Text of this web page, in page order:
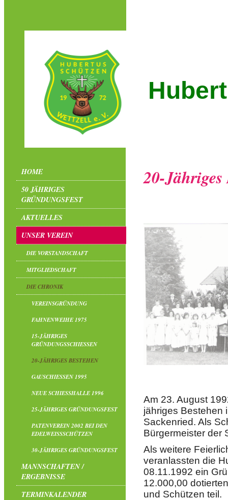
HOME
50 JÄHRIGES
GRÜNDUNGSFEST
AKTUELLES
UNSER VEREIN
DIE VORSTANDSCHAFT
MITGLIEDSCHAFT
DIE CHRONIK
VEREINSGRÜNDUNG
FAHNENWEIHE 1975
15-JÄHRIGES
GRÜNDUNGSSCHIESSEN
20-JÄHRIGES BESTEHEN
GAUSCHIESSEN 1995
NEUE SCHIESSHALLE 1996
25-JÄHRIGES GRÜNDUNGSFEST
PATENVEREIN 2002 BEI DEN
EDELWEISSSCHÜTZEN
30-JÄHRIGES GRÜNDUNGSFEST
MANNSCHAFTEN /
ERGEBNISSE
TERMINKALENDER
20-Jähriges
Am 23. August
jähriges Bestehen
Sackenried. Als
Bürgermeister der
Als weitere
veranlassten die
08.11.1992 ein
12.000,00
und Schützen teil.